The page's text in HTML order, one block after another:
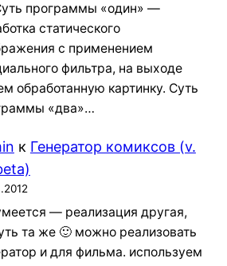
программы «один» —
статического
с применением
фильтра, на выходе
обработанную картинку. Суть
«два»…
к Генератор комиксов (v.
— реализация другая,
та же 🙂 можно реализовать
и для фильма. используем